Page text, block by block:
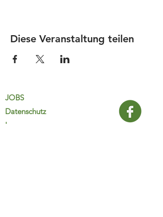
Diese Veranstaltung teilen
JOBS
Datenschutz
Impressum